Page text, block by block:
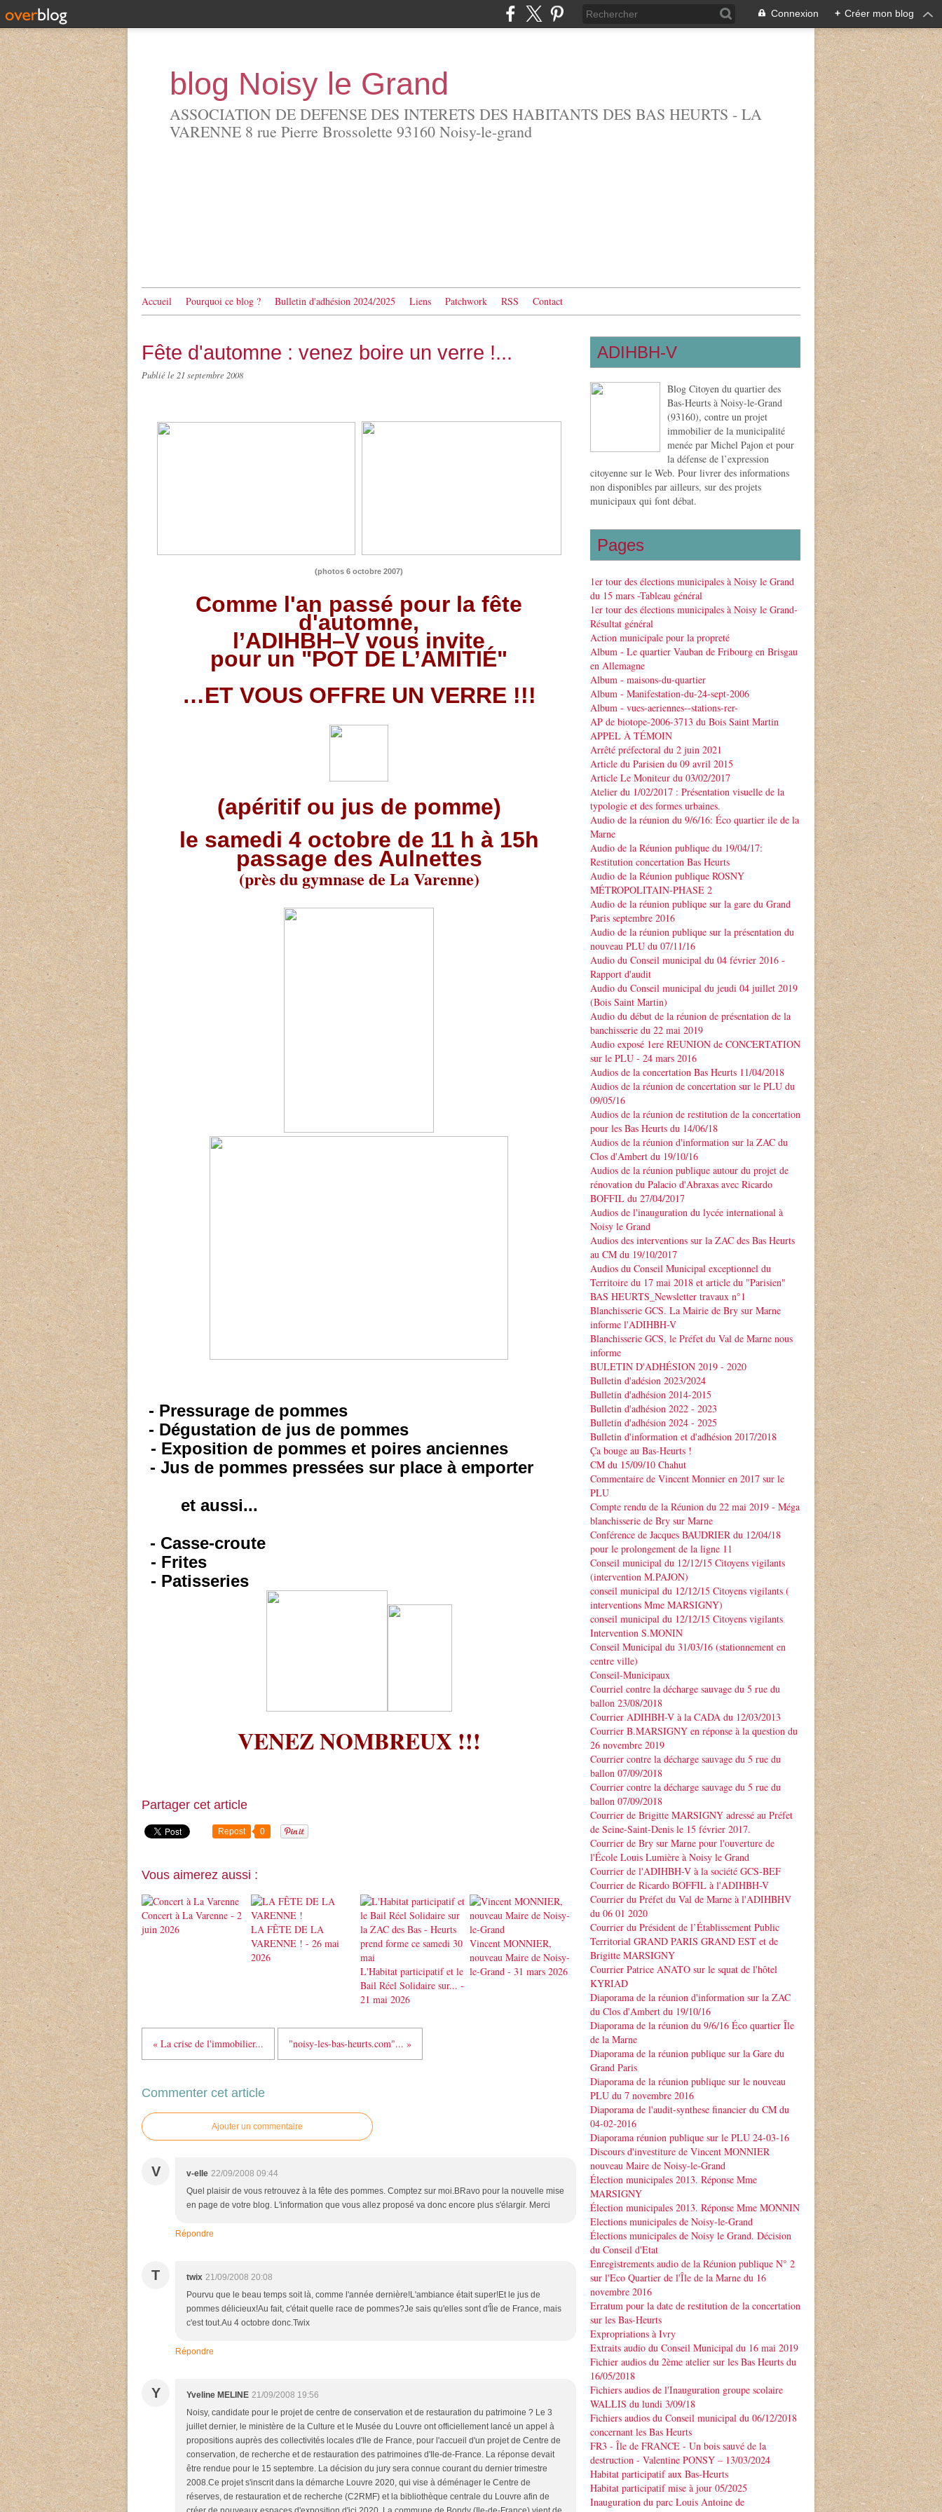
Connexion + Créer mon blog
blog Noisy le Grand
ASSOCIATION DE DEFENSE DES INTERETS DES HABITANTS DES BAS HEURTS - LA
VARENNE 8 rue Pierre Brossolette 93160 Noisy-le-grand
Accueil Pourquoi ce blog ? Bulletin d'adhésion 2024/2025 Liens Patchwork RSS Contact
Fête d'automne : venez boire un verre !...
Publié le 21 septembre 2008
(photos 6 octobre 2007)
Comme l'an passé pour la fête
d'automne,
l’ADIHBH–V vous invite
pour un "POT DE L’AMITIÉ"
…ET VOUS OFFRE UN VERRE !!!
(apéritif ou jus de pomme)
le samedi 4 octobre de 11 h à 15h
passage des Aulnettes
(près du gymnase de La Varenne)
- Pressurage de pommes
- Dégustation de jus de pommes
- Exposition de pommes et poires anciennes
- Jus de pommes pressées sur place à emporter
et aussi...
- Casse-croute
- Frites
- Patisseries
VENEZ NOMBREUX !!!
Partager cet article
Repost 0
Vous aimerez aussi :
Concert à La Varenne - 2
juin 2026
LA FÊTE DE LA
VARENNE ! - 26 mai
2026
L'Habitat participatif et le
Bail Réel Solidaire sur... -
21 mai 2026
Vincent MONNIER,
nouveau Maire de Noisy-
le-Grand - 31 mars 2026
« La crise de l'immobilier... "noisy-les-bas-heurts.com"... »
Commenter cet article
Ajouter un commentaire
V v-elle 22/09/2008 09:44
Quel plaisir de vous retrouvez à la fête des pommes. Comptez sur moi.BRavo pour la nouvelle mise
en page de votre blog. L'information que vous allez proposé va donc encore plus s'élargir. Merci
Répondre
T twix 21/09/2008 20:08
Pourvu que le beau temps soit là, comme l'année dernière!L'ambiance était super!Et le jus de
pommes délicieux!Au fait, c'était quelle race de pommes?Je sais qu'elles sont d'Île de France, mais
c'est tout.Au 4 octobre donc.Twix
Répondre
Y Yveline MELINE 21/09/2008 19:56
Noisy, candidate pour le projet de centre de conservation et de restauration du patrimoine ? Le 3
juillet dernier, le ministère de la Culture et le Musée du Louvre ont officiellement lancé un appel à
propositions auprès des collectivités locales d'Ile de France, pour l'accueil d'un projet de Centre de
conservation, de recherche et de restauration des patrimoines d'Ile-de-France. La réponse devait
être rendue pour le 15 septembre. La décision du jury sera connue courant du dernier trimestre
2008.Ce projet s'inscrit dans la démarche Louvre 2020, qui vise à déménager le Centre de
réserves, de restauration et de recherche (C2RMF) et la bibliothèque centrale du Louvre afin de
ADIHBH-V
Blog Citoyen du quartier des
Bas-Heurts à Noisy-le-Grand
(93160), contre un projet
immobilier de la municipalité
menée par Michel Pajon et pour
la défense de l’expression
citoyenne sur le Web. Pour livrer des informations
non disponibles par ailleurs, sur des projets
municipaux qui font débat.
Pages
1er tour des élections municipales à Noisy le Grand
du 15 mars -Tableau général
1er tour des élections municipales à Noisy le Grand-
Résultat général
Action municipale pour la propreté
Album - Le quartier Vauban de Fribourg en Brisgau
en Allemagne
Album - maisons-du-quartier
Album - Manifestation-du-24-sept-2006
Album - vues-aeriennes--stations-rer-
AP de biotope-2006-3713 du Bois Saint Martin
APPEL À TÉMOIN
Arrêté préfectoral du 2 juin 2021
Article du Parisien du 09 avril 2015
Article Le Moniteur du 03/02/2017
Atelier du 1/02/2017 : Présentation visuelle de la
typologie et des formes urbaines.
Audio de la réunion du 9/6/16: Éco quartier ile de la
Marne
Audio de la Réunion publique du 19/04/17:
Restitution concertation Bas Heurts
Audio de la Réunion publique ROSNY
MÉTROPOLITAIN-PHASE 2
Audio de la réunion publique sur la gare du Grand
Paris septembre 2016
Audio de la réunion publique sur la présentation du
nouveau PLU du 07/11/16
Audio du Conseil municipal du 04 février 2016 -
Rapport d'audit
Audio du Conseil municipal du jeudi 04 juillet 2019
(Bois Saint Martin)
Audio du début de la réunion de présentation de la
banchisserie du 22 mai 2019
Audio exposé 1ere REUNION de CONCERTATION
sur le PLU - 24 mars 2016
Audios de la concertation Bas Heurts 11/04/2018
Audios de la réunion de concertation sur le PLU du
09/05/16
Audios de la réunion de restitution de la concertation
pour les Bas Heurts du 14/06/18
Audios de la réunion d'information sur la ZAC du
Clos d'Ambert du 19/10/16
Audios de la réunion publique autour du projet de
rénovation du Palacio d'Abraxas avec Ricardo
BOFFIL du 27/04/2017
Audios de l'inauguration du lycée international à
Noisy le Grand
Audios des interventions sur la ZAC des Bas Heurts
au CM du 19/10/2017
Audios du Conseil Municipal exceptionnel du
Territoire du 17 mai 2018 et article du "Parisien"
BAS HEURTS_Newsletter travaux n°1
Blanchisserie GCS. La Mairie de Bry sur Marne
informe l'ADIHBH-V
Blanchisserie GCS, le Préfet du Val de Marne nous
informe
BULETIN D'ADHÉSION 2019 - 2020
Bulletin d'adésion 2023/2024
Bulletin d'adhésion 2014-2015
Bulletin d'adhésion 2022 - 2023
Bulletin d'adhésion 2024 - 2025
Bulletin d'information et d'adhésion 2017/2018
Ça bouge au Bas-Heurts !
CM du 15/09/10 Chahut
Commentaire de Vincent Monnier en 2017 sur le
PLU
Compte rendu de la Réunion du 22 mai 2019 - Méga
blanchisserie de Bry sur Marne
Conférence de Jacques BAUDRIER du 12/04/18
pour le prolongement de la ligne 11
Conseil municipal du 12/12/15 Citoyens vigilants
(intervention M.PAJON)
conseil municipal du 12/12/15 Citoyens vigilants (
interventions Mme MARSIGNY)
conseil municipal du 12/12/15 Citoyens vigilants
Intervention S.MONIN
Conseil Municipal du 31/03/16 (stationnement en
centre ville)
Conseil-Municipaux
Courriel contre la décharge sauvage du 5 rue du
ballon 23/08/2018
Courrier ADIHBH-V à la CADA du 12/03/2013
Courrier B.MARSIGNY en réponse à la question du
26 novembre 2019
Courrier contre la décharge sauvage du 5 rue du
ballon 07/09/2018
Courrier contre la décharge sauvage du 5 rue du
ballon 07/09/2018
Courrier de Brigitte MARSIGNY adressé au Préfet
de Seine-Saint-Denis le 15 février 2017.
Courrier de Bry sur Marne pour l'ouverture de
l'École Louis Lumière à Noisy le Grand
Courrier de l'ADIHBH-V à la société GCS-BEF
Courrier de Ricardo BOFFIL à l'ADIHBH-V
Courrier du Préfet du Val de Marne à l'ADIHBHV
du 06 01 2020
Courrier du Président de l’Établissement Public
Territorial GRAND PARIS GRAND EST et de
Brigitte MARSIGNY
Courrier Patrice ANATO sur le squat de l'hôtel
KYRIAD
Diaporama de la réunion d'information sur la ZAC
du Clos d'Ambert du 19/10/16
Diaporama de la réunion du 9/6/16 Éco quartier Île
de la Marne
Diaporama de la réunion publique sur la Gare du
Grand Paris
Diaporama de la réunion publique sur le nouveau
PLU du 7 novembre 2016
Diaporama de l'audit-synthese financier du CM du
04-02-2016
Diaporama réunion publique sur le PLU 24-03-16
Discours d'investiture de Vincent MONNIER
nouveau Maire de Noisy-le-Grand
Élection municipales 2013. Réponse Mme
MARSIGNY
Élection municipales 2013. Réponse Mme MONNIN
Elections municipales de Noisy-le-Grand
Élections municipales de Noisy le Grand. Décision
du Conseil d'Etat
Enregistrements audio de la Réunion publique N° 2
sur l'Eco Quartier de l'Île de la Marne du 16
novembre 2016
Erratum pour la date de restitution de la concertation
sur les Bas-Heurts
Expropriations à Ivry
Extraits audio du Conseil Municipal du 16 mai 2019
Fichier audios du 2ème atelier sur les Bas Heurts du
16/05/2018
Fichiers audios de l'Inauguration groupe scolaire
WALLIS du lundi 3/09/18
Fichiers audios du Conseil municipal du 06/12/2018
concernant les Bas Heurts
FR3 - Île de FRANCE - Un bois sauvé de la
destruction - Valentine PONSY – 13/03/2024
Habitat participatif aux Bas-Heurts
Habitat participatif mise à jour 05/2025
Inauguration du parc Louis Antoine de